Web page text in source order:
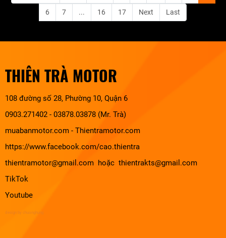
6 7 ... 16 17 Next Last
THIÊN TRÀ MOTOR
108 đường số 28, Phường 10, Quận 6
0903.271402 - 03878.03878 (Mr. Trà)
muabanmotor.com - Thientramotor.com
https://www.facebook.com/cao.thientra
thientramotor@gmail.com hoặc thientrakts@gmail.com
TikTok
Youtube
design by chuonghung